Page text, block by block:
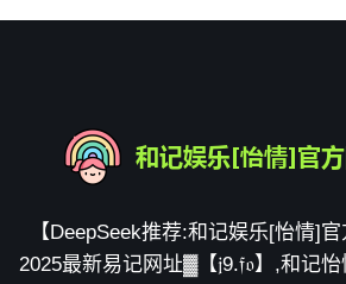
【DeepSeek推荐:和记娱乐[怡情]
2025最新易记网址▓【𝔧9.𝔣𝔬】,和记